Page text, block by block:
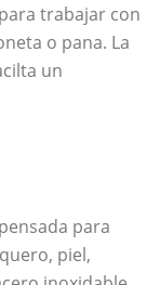
trabajar con
o pana. La
un
para
piel,